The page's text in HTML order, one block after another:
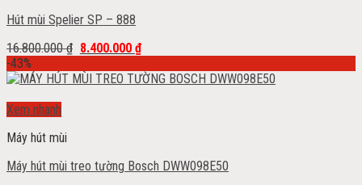
Hút mùi Spelier SP – 888
16.800.000₫ 8.400.000 ₫
-43%
Xem nhanh
Máy hút mùi
Máy hút mùi treo tường Bosch DWW098E50